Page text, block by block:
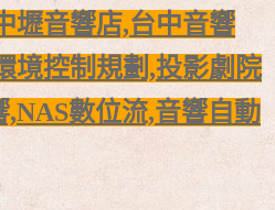
壢音響店,台中音響
境控制規劃,投影劇院
,NAS數位流,音響自動